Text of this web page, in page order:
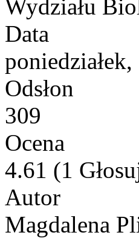
Wydziału
Data
Odsłon
309
Ocena
4.61 (1
Autor
Magdalena